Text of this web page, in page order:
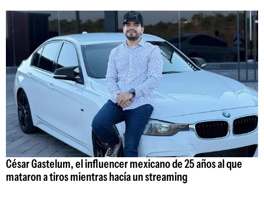
César Gastelum, el influencer mexicano de 25 años al que
mataron a tiros mientras hacía un streaming